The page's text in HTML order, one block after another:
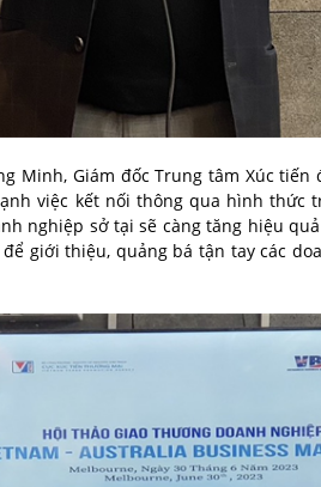
Minh, Giám đốc Trung tâm Xúc
việc kết nối thông qua hình thức
nghiệp sở tại sẽ càng tăng hiệu
giới thiệu, quảng bá tận tay các